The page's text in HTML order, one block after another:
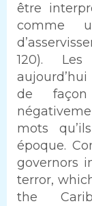
être
comme
120).
de
mots
époque.
governors
terror,
the